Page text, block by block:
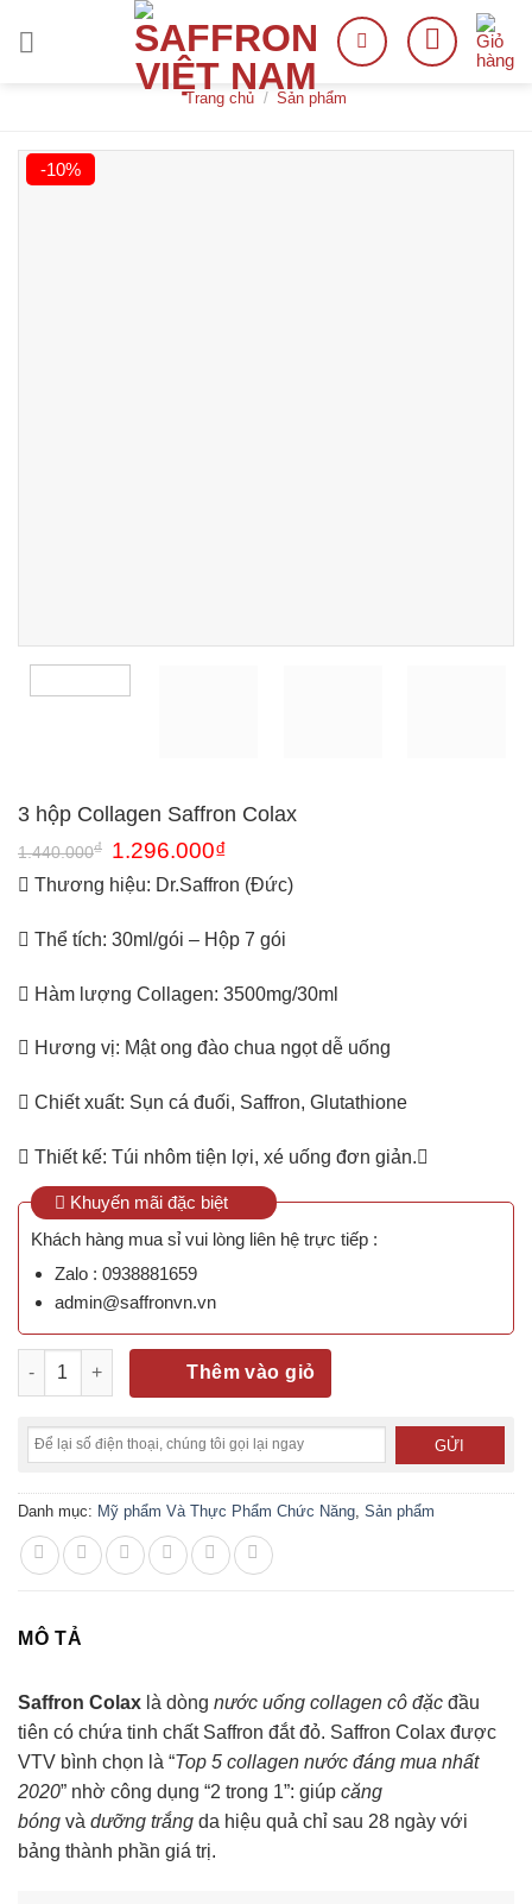
Trang chủ / Sản phẩm
-10%
3 hộp Collagen Saffron Colax
1.440.000₫ 1.296.000₫
Thương hiệu: Dr.Saffron (Đức)
Thể tích: 30ml/gói – Hộp 7 gói
Hàm lượng Collagen: 3500mg/30ml
Hương vị: Mật ong đào chua ngọt dễ uống
Chiết xuất: Sụn cá đuối, Saffron, Glutathione
Thiết kế: Túi nhôm tiện lợi, xé uống đơn giản.
Khuyến mãi đặc biệt
Khách hàng mua sỉ vui lòng liên hệ trực tiếp :
Zalo : 0938881659
admin@saffronvn.vn
3 hộp Collagen Saffron Colax số lượng
Thêm vào giỏ
Danh mục: Mỹ phẩm Và Thực Phẩm Chức Năng Sản phẩm
MÔ TẢ
Saffron Colax là dòng nước uống collagen cô đặc đầu
tiên có chứa tinh chất Saffron đắt đỏ. Saffron Colax được
VTV bình chọn là “Top 5 collagen nước đáng mua nhất
2020” nhờ công dụng “2 trong 1”: giúp căng
bóng và dưỡng trắng da hiệu quả chỉ sau 28 ngày với
bảng thành phần giá trị.